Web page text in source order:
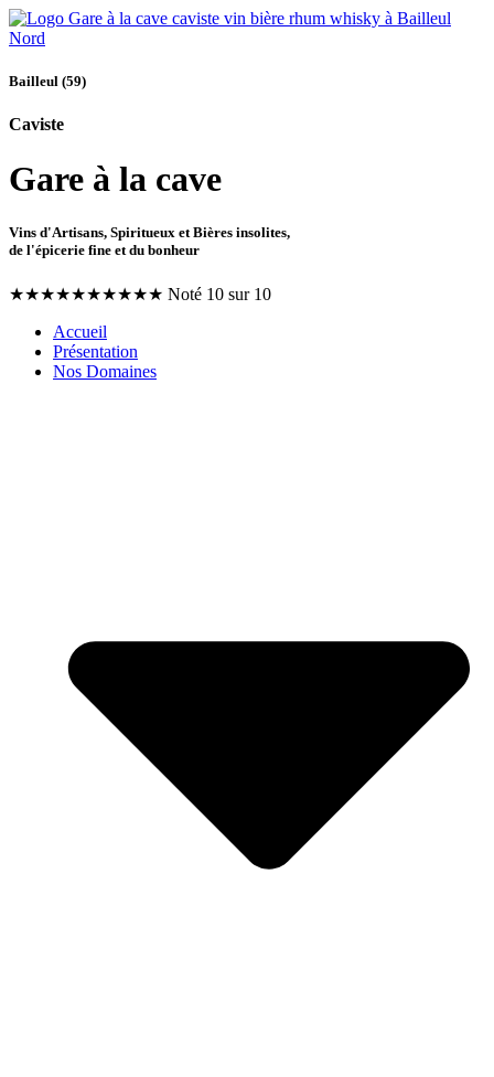
Bailleul (59)
Caviste
Gare à la cave
Vins d'Artisans, Spiritueux et Bières insolites,
de l'épicerie fine et du bonheur
★★★★★★★★★★ Noté 10 sur 10
Accueil
Présentation
Nos Domaines